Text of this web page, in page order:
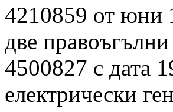
4210859 от юни
две
4500827 с дата
електрически